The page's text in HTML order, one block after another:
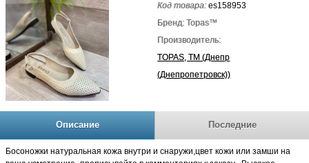
Код товара:es158953
Бренд: Topas™
Производитель:
TOPAS, TM (Днепр
(Днепропетровск))
Описание Последние
Босоножки натуральная кожа внутри и снаружи,цвет кожи или замши на